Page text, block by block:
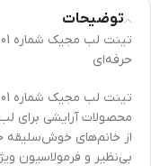
توضیحات
حرفه‌ای
محصولات آرایشی برای
از خانم‌های خوش‌سلیقه
بی‌نظیر و فرمولاسیون